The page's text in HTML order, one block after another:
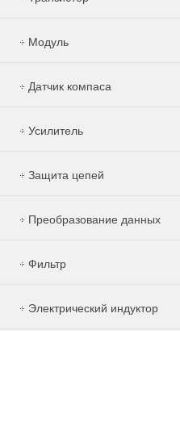
Модуль
Датчик компаса
Усилитель
Защита цепей
Преобразование данных
Фильтр
Электрический индуктор